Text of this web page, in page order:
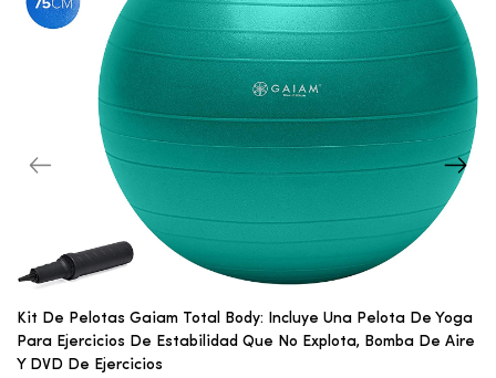
Kit De Pelotas Gaiam Total Body: Incluye Una Pelota De Yoga
Para Ejercicios De Estabilidad Que No Explota, Bomba De Aire
Y DVD De Ejercicios